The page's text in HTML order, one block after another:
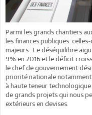
Parmi les grands chantiers
les finances publiques:
majeurs : Le déséquilibre
9% en 2016 et le déficit
le chef de gouvernement
priorité nationale
à haute teneur
de grands projets qui nous
extérieurs en devises.